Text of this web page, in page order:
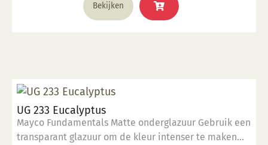
Bekijken
UG 233 Eucalyptus
Mayco Fundamentals Matte onderglazuur Gebruik een
transparant glazuur om de kleur intenser te maken